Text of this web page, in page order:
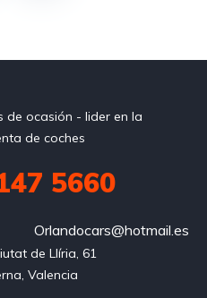
de ocasión - lider en la
de coches
5660
Orlandocars@hotmail.es
de Llíria, 61
Valencia